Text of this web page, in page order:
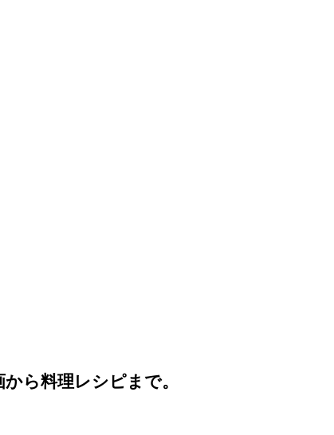
ら料理レシピまで。